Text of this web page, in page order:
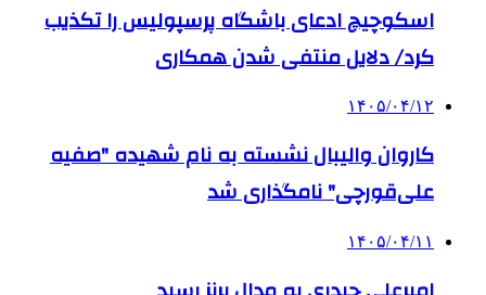
اسکوچیچ ادعای باشگاه پرسپولیس را تکذیب
کرد/ دلایل منتفی شدن همکاری
۱۴۰۵/۰۴/۱۲
کاروان والیبال نشسته به نام شهیده "صفیه
علی‌قورچی" نامگذاری شد
۱۴۰۵/۰۴/۱۱